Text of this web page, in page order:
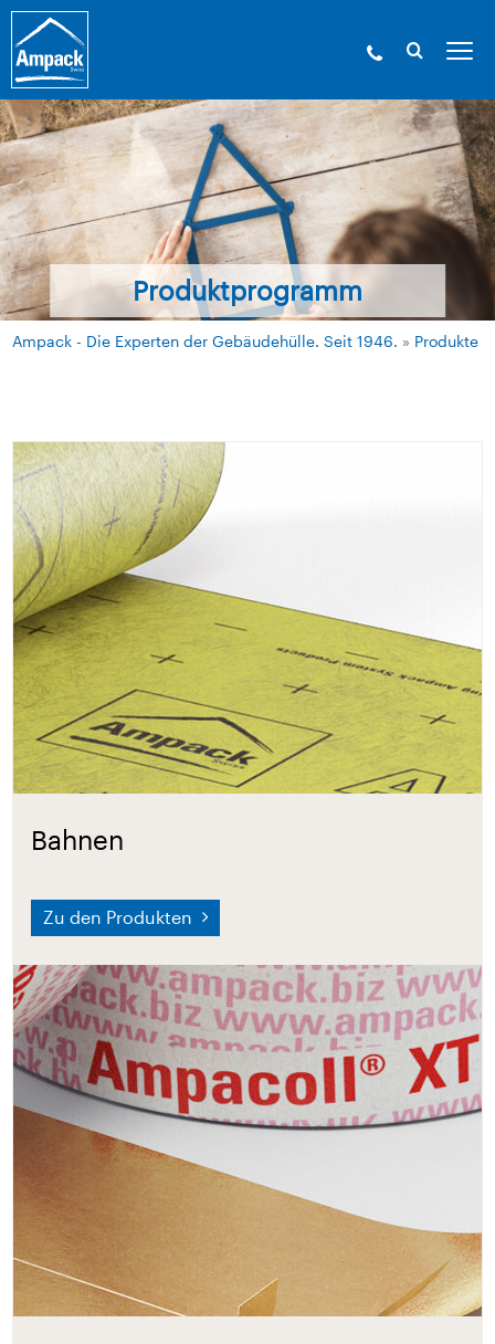
Produktprogramm
Ampack - Die Experten der Gebäudehülle. Seit 1946. » Produkte
Bahnen
Zu den Produkten